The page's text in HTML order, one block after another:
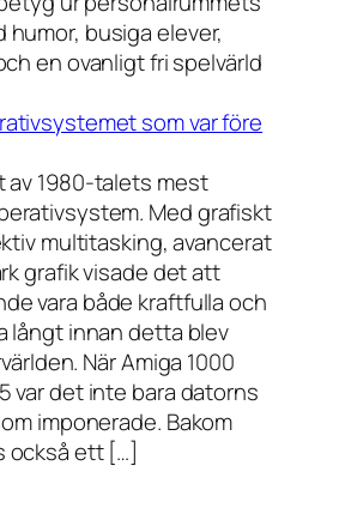
humor, busiga elever,
en ovanligt fri spelvärld
som var före
av 1980-talets mest
Med grafiskt
multitasking, avancerat
grafik visade det att
vara både kraftfulla och
långt innan detta blev
När Amiga 1000
var det inte bara datorns
imponerade. Bakom
också ett […]